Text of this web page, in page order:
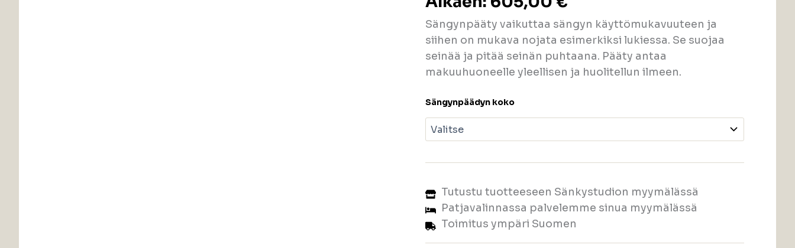
Sängynpääty vaikuttaa sängyn käyttömukavuuteen ja
siihen on mukava nojata esimerkiksi lukiessa. Se suojaa
seinää ja pitää seinän puhtaana. Pääty antaa
makuuhuoneelle yleellisen ja huolitellun ilmeen.
Sängynpäädyn koko
Tutustu tuotteeseen Sänkystudion myymälässä
Patjavalinnassa palvelemme sinua myymälässä
Toimitus ympäri Suomen